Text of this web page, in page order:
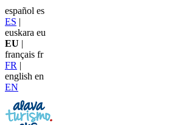
español es
ES |
euskara eu
EU |
français fr
FR |
english en
EN